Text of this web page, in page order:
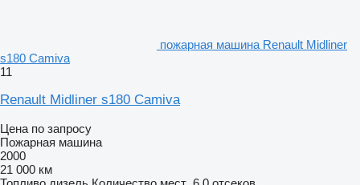
пожарная машина Renault Midliner
s180 Camiva
11
Renault Midliner s180 Camiva
Цена по запросу
Пожарная машина
2000
21 000 км